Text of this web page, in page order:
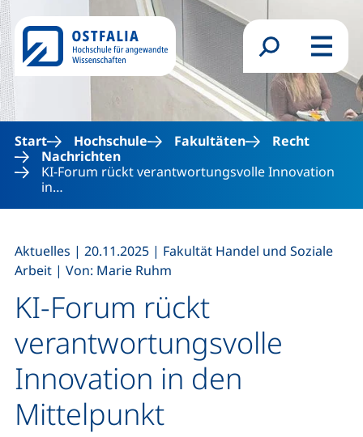
Direkt zum Inhalt
Suchformular
Menü
Start Hochschule Fakultäten
Recht
Nachrichten
KI-Forum rückt verantwortungsvolle Innovation
in…
KI-Forum rückt
verantwortungsvolle
Innovation in den
Mittelpunkt
Aktuelles | 20.11.2025 | Fakultät Handel und Soziale
Arbeit | Von: Marie Ruhm